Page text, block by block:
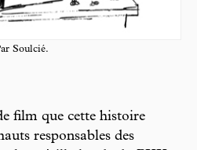
Soulcié.
film que cette histoire
responsables des